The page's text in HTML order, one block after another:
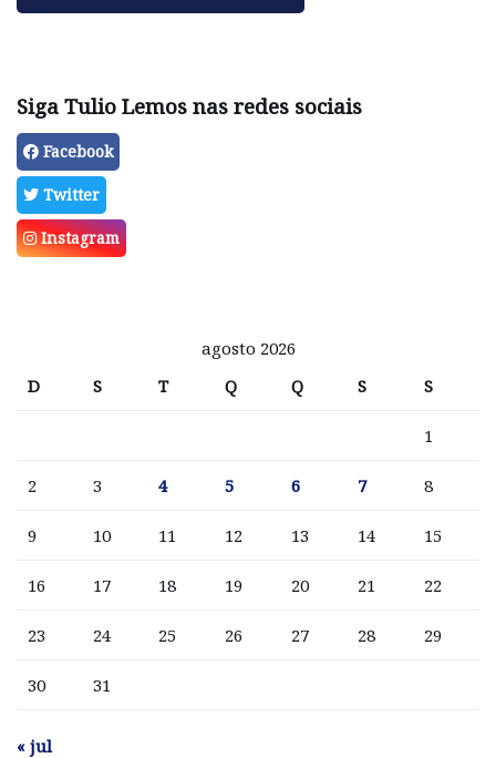
Siga Tulio Lemos nas redes sociais
Facebook
Twitter
Instagram
agosto 2026
D
S T Q Q S S
1
2 3 4 5 6 7 8
9 10 11 12 13 14 15
16 17 18 19 20 21 22
23 24 25 26 27 28 29
30 31
« jul